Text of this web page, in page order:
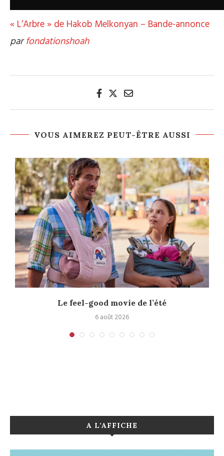
« L’Arbre » de Hakob Melkonyan – Bande-annonce
parfondationshoah
VOUS AIMEREZ PEUT-ÊTRE AUSSI
Le feel-good movie de l’été
6 août 2026
A L’AFFICHE